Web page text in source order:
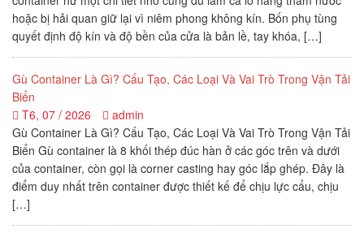
hoặc bị hải quan giữ lại vì niêm phong không kín. Bốn phụ tùng
quyết định độ kín và độ bền của cửa là bản lề, tay khóa, […]
Gù Container Là Gì? Cấu Tạo, Các Loại Và Vai Trò Trong Vận Tải
Biển
T6, 07 / 2026
admin
Gù Container Là Gì? Cấu Tạo, Các Loại Và Vai Trò Trong Vận Tải
Biển Gù container là 8 khối thép đúc hàn ở các góc trên và dưới
của container, còn gọi là corner casting hay góc lắp ghép. Đây là
điểm duy nhất trên container được thiết kế để chịu lực cẩu, chịu
[…]